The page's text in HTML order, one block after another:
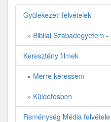
Gyülekezeti felvételek
» Bibliai Szabadegyetem -
Keresztény filmek
» Merre keressem
» Küldetésben
Reménység Média felvétele